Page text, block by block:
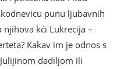
punu ljubavnih
kći Lukrecija –
Kakav im je odnos s
dadiljom ili